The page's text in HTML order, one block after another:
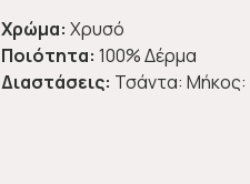
Χρώμα: Χρυσό
Ποιότητα: 100% Δέρμα
Διαστάσεις: Τσάντα: